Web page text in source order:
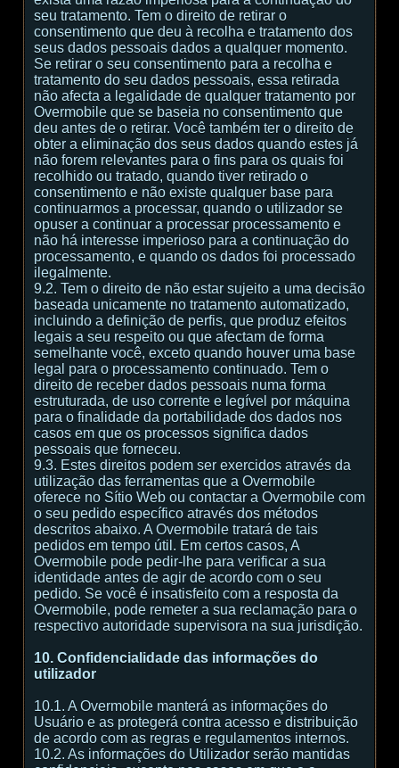
seu tratamento. Tem o direito de retirar o
consentimento que deu à recolha e tratamento dos
seus dados pessoais dados a qualquer momento.
Se retirar o seu consentimento para a recolha e
tratamento do seu dados pessoais, essa retirada
não afecta a legalidade de qualquer tratamento por
Overmobile que se baseia no consentimento que
deu antes de o retirar. Você também ter o direito de
obter a eliminação dos seus dados quando estes já
não forem relevantes para o fins para os quais foi
recolhido ou tratado, quando tiver retirado o
consentimento e não existe qualquer base para
continuarmos a processar, quando o utilizador se
opuser a continuar a processar processamento e
não há interesse imperioso para a continuação do
processamento, e quando os dados foi processado
ilegalmente.
9.2. Tem o direito de não estar sujeito a uma decisão
baseada unicamente no tratamento automatizado,
incluindo a definição de perfis, que produz efeitos
legais a seu respeito ou que afectam de forma
semelhante você, exceto quando houver uma base
legal para o processamento continuado. Tem o
direito de receber dados pessoais numa forma
estruturada, de uso corrente e legível por máquina
para o finalidade da portabilidade dos dados nos
casos em que os processos significa dados
pessoais que forneceu.
9.3. Estes direitos podem ser exercidos através da
utilização das ferramentas que a Overmobile
oferece no Sítio Web ou contactar a Overmobile com
o seu pedido específico através dos métodos
descritos abaixo. A Overmobile tratará de tais
pedidos em tempo útil. Em certos casos, A
Overmobile pode pedir-lhe para verificar a sua
identidade antes de agir de acordo com o seu
pedido. Se você é insatisfeito com a resposta da
Overmobile, pode remeter a sua reclamação para o
respectivo autoridade supervisora na sua jurisdição.
10. Confidencialidade das informações do
utilizador
10.1. A Overmobile manterá as informações do
Usuário e as protegerá contra acesso e distribuição
de acordo com as regras e regulamentos internos.
10.2. As informações do Utilizador serão mantidas